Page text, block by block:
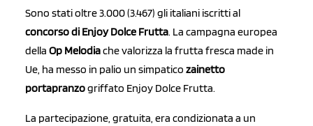
Sono stati oltre 3.000 (3.467) gli italiani iscritti al
concorso di Enjoy Dolce Frutta. La campagna europea
della Op Melodiache valorizza la frutta fresca made in
Ue, ha messo in palio un simpatico zainetto
portapranzogriffato Enjoy Dolce Frutta.
La partecipazione, gratuita, era condizionata a un